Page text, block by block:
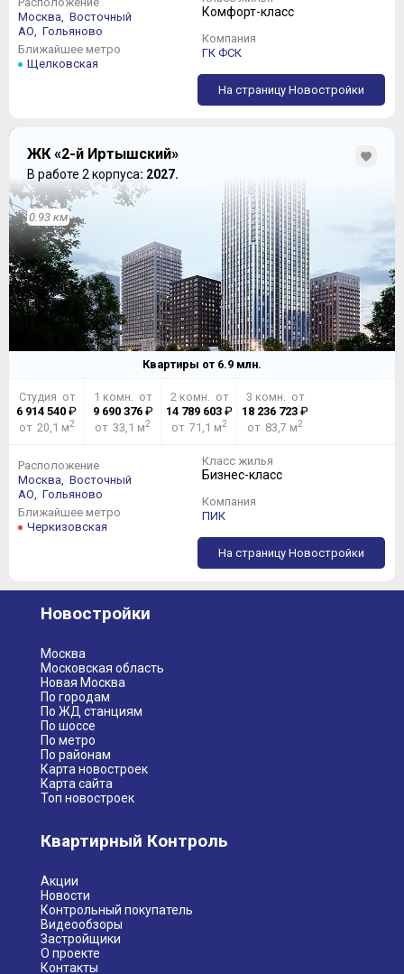
Москва,
Восточный
АО,
Гольяново
Ближайшее метро
Щелковская
Комфорт-класс
Компания
ГК ФСК
На страницу Новостройки
ЖК «2-й Иртышский»
В работе 2 корпуса: 2027.
0.93 км
Квартиры от 6.9 млн.
Студия от
6 914 540 ₽
от 20,1 м2
1 комн. от
9 690 376₽
от 33,1 м2
2 комн. от
14 789 603₽
от 71,1 м2
3 комн. от
18 236 723 ₽
от 83,7 м2
Расположение
Москва,
Восточный
АО,
Гольяново
Ближайшее метро
Черкизовская
Класс жилья
Бизнес-класс
Компания
ПИК
На страницу Новостройки
Новостройки
Москва
Московская область
Новая Москва
По городам
По ЖД станциям
По шоссе
По метро
По районам
Карта новостроек
Карта сайта
Топ новостроек
Квартирный Контроль
Акции
Новости
Контрольный покупатель
Видеообзоры
Застройщики
О проекте
Контакты